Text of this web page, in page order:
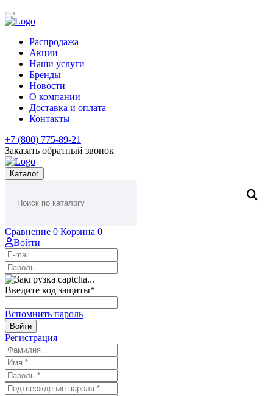
Распродажа
Акции
Наши услуги
Бренды
Новости
О компании
Доставка и оплата
Контакты
+7 (800) 775-89-21
Заказать обратный звонок
Каталог
Сравнение 0 Корзина 0
Войти
Введите код защиты*
Вспомнить пароль
Войти
Регистрация